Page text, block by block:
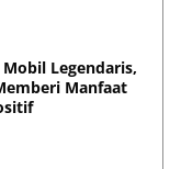
Legendaris,
Manfaat